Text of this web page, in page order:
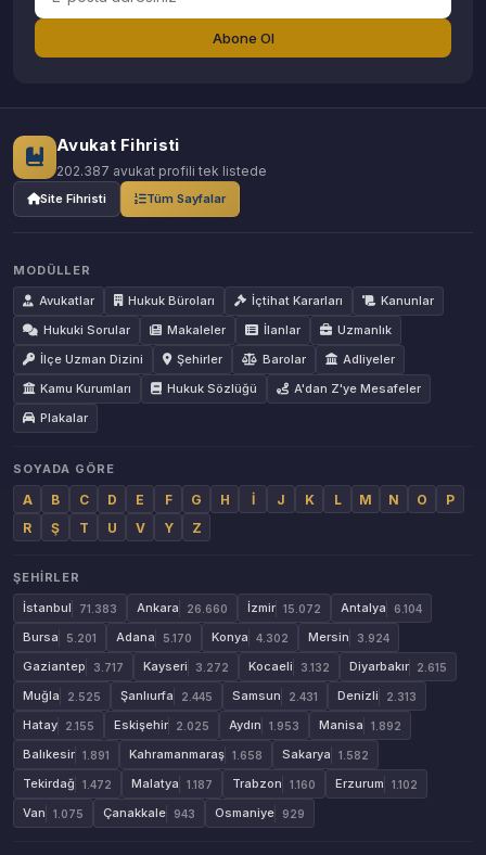
Abone Ol
Avukat Fihristi
202.387 avukat profili tek listede
Site Fihristi Tüm Sayfalar
MODÜLLER
Avukatlar
Hukuk Büroları İçtihat Kararları
Kanunlar
Hukuki Sorular
Makaleler İlanlar
Uzmanlık
İlçe Uzman Dizini
Şehirler Barolar
Adliyeler
Kamu Kurumları
Hukuk Sözlüğü
A'dan Z'ye Mesafeler
Plakalar
SOYADA GÖRE
A B C D E F G H İ J K L M N O
P
R
Ş T U V Y Z
ŞEHIRLER
İstanbul
71.383 Ankara 26.660 İzmir 15.072 Antalya 6.104
Bursa 5.201 Adana 5.170 Konya 4.302 Mersin 3.924
Gaziantep 3.717 Kayseri 3.272 Kocaeli 3.132 Diyarbakır 2.615
Muğla 2.525 Şanlıurfa 2.445 Samsun 2.431 Denizli 2.313
Hatay 2.155 Eskişehir 2.025 Aydın 1.953 Manisa 1.892
Balıkesir 1.891 Kahramanmaraş 1.658 Sakarya 1.582
Tekirdağ 1.472 Malatya 1.187 Trabzon 1.160 Erzurum 1.102
Van 1.075 Çanakkale 943 Osmaniye 929